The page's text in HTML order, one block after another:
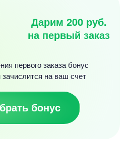
Дарим 200 руб.
на первый заказ
первого заказа бонус
зачислится на ваш счет
бонус